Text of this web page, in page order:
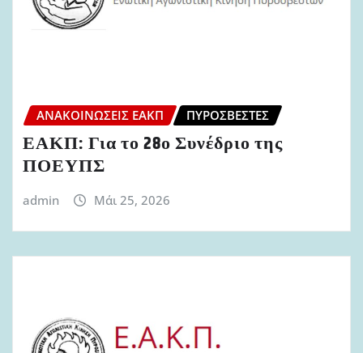
ΑΝΑΚΟΙΝΏΣΕΙΣ ΕΑΚΠ ΠΥΡΟΣΒΈΣΤΕΣ
ΕΑΚΠ: Για το 28ο Συνέδριο της
ΠΟΕΥΠΣ
admin Μάι 25, 2026